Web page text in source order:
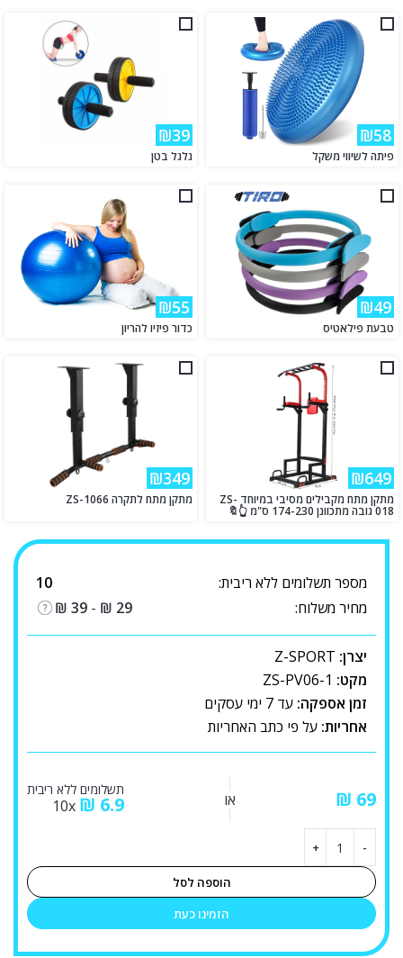
₪58
פיתה לשיווי משקל
₪39
גלגל בטן
₪49
טבעת פילאטיס
₪55
כדור פיזיו להריון
₪649
מתקן מתח מקבילים מסיבי במיוחד ZS-
018 גובה מתכוונן 174-230 ס"מ 👆🔖
₪349
מתקן מתח לתקרה ZS-1066
מספר תשלומים ללא ריבית:
10
מחיר משלוח:
₪ 29
-
₪ 39
יצרן: Z-SPORT
מקט: ZS-PV06-1
זמן אספקה: עד 7 ימי עסקים
אחריות: על פי כתב האחריות
₪ או
תשלומים ללא ריבית
₪ 6.9
הוספה לסל
הזמינו כעת